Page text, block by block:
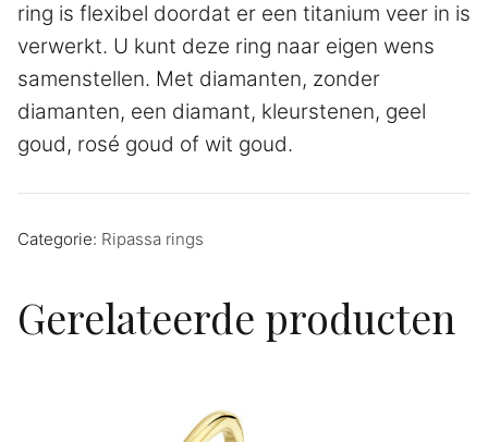
ring is flexibel doordat er een titanium veer in is
verwerkt. U kunt deze ring naar eigen wens
samenstellen. Met diamanten, zonder
diamanten, een diamant, kleurstenen, geel
goud, rosé goud of wit goud.
Categorie: Ripassa rings
Gerelateerde producten